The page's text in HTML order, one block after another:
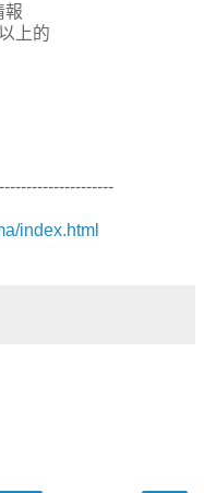
報
上的
index.html